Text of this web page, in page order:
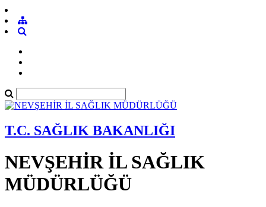
T.C. SAĞLIK BAKANLIĞI
NEVŞEHİR İL SAĞLIK
MÜDÜRLÜĞÜ